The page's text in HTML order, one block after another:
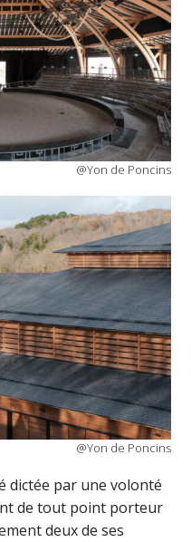
@Yon de Poncins
@Yon de Poncins
dictée par une volonté
de tout point porteur
deux de ses